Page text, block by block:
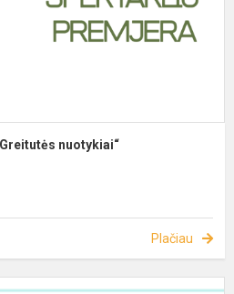
nuotykiai“
Plačiau